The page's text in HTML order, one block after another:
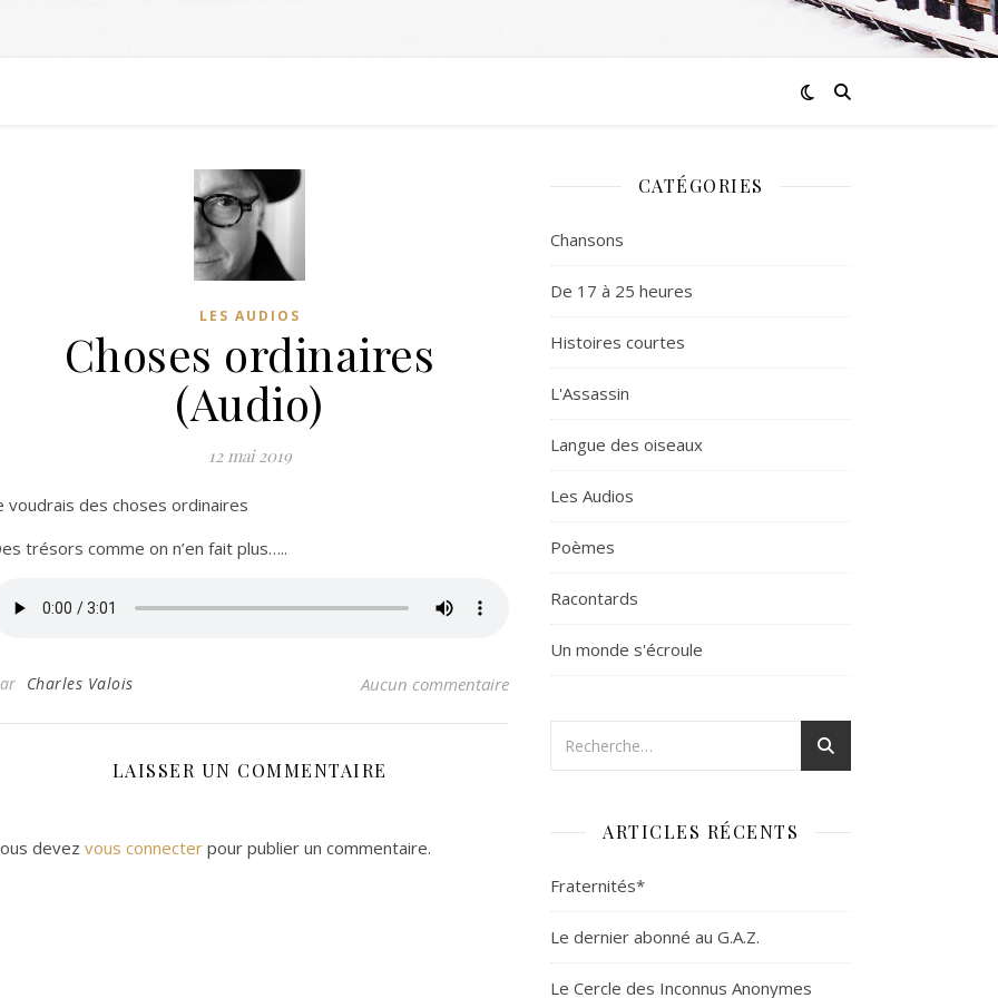
LES AUDIOS
Choses ordinaires
(Audio)
12 mai 2019
voudrais des choses ordinaires
trésors comme on n’en fait plus…..
Charles Valois Aucun commentaire
LAISSER UN COMMENTAIRE
devez vous connecter pour publier un commentaire.
CATÉGORIES
Chansons
De 17 à 25 heures
Histoires courtes
L'Assassin
Langue des oiseaux
Les Audios
Poèmes
Racontards
Un monde s'écroule
ARTICLES RÉCENTS
Fraternités*
Le dernier abonné au G.A.Z.
Le Cercle des Inconnus Anonymes